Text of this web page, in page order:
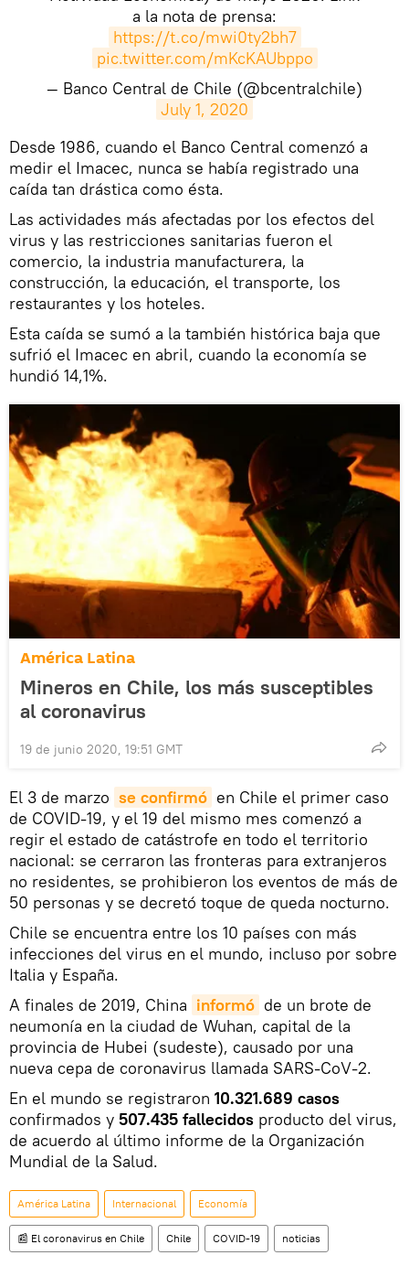
a la nota de prensa:
https://t.co/mwi0ty2bh7
pic.twitter.com/mKcKAUbppo
— Banco Central de Chile (@bcentralchile)
July 1, 2020
Desde 1986, cuando el Banco Central comenzó a
medir el Imacec, nunca se había registrado una
caída tan drástica como ésta.
Las actividades más afectadas por los efectos del
virus y las restricciones sanitarias fueron el
comercio, la industria manufacturera, la
construcción, la educación, el transporte, los
restaurantes y los hoteles.
Esta caída se sumó a la también histórica baja que
sufrió el Imacec en abril, cuando la economía se
hundió 14,1%.
América Latina
Mineros en Chile, los más susceptibles
al coronavirus
19 de junio 2020, 19:51 GMT
El 3 de marzo se confirmó en Chile el primer caso
de COVID-19, y el 19 del mismo mes comenzó a
regir el estado de catástrofe en todo el territorio
nacional: se cerraron las fronteras para extranjeros
no residentes, se prohibieron los eventos de más de
50 personas y se decretó toque de queda nocturno.
Chile se encuentra entre los 10 países con más
infecciones del virus en el mundo, incluso por sobre
Italia y España.
A finales de 2019, China informó de un brote de
neumonía en la ciudad de Wuhan, capital de la
provincia de Hubei (sudeste), causado por una
nueva cepa de coronavirus llamada SARS-CoV-2.
En el mundo se registraron 10.321.689 casos
confirmados y 507.435 fallecidos producto del virus,
de acuerdo al último informe de la Organización
Mundial de la Salud.
América Latina Internacional Economía
📰 El coronavirus en Chile Chile COVID-19 noticias